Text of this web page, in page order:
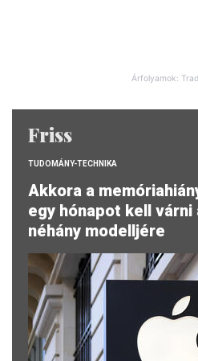
Árfolyamok:
Friss
TUDOMÁNY-TECHNIKA
Akkora a
egy hónapot kell várni
néhány modelljére